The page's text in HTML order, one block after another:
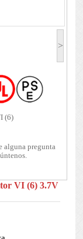
>
(6)
alguna pregunta
VI (6) 3.7V